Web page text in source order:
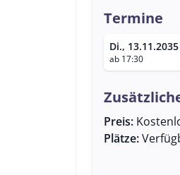
Interessierte
Mail unter
Termine
Di., 13.11.2035
ab 17:30
Preis:
Plätze: